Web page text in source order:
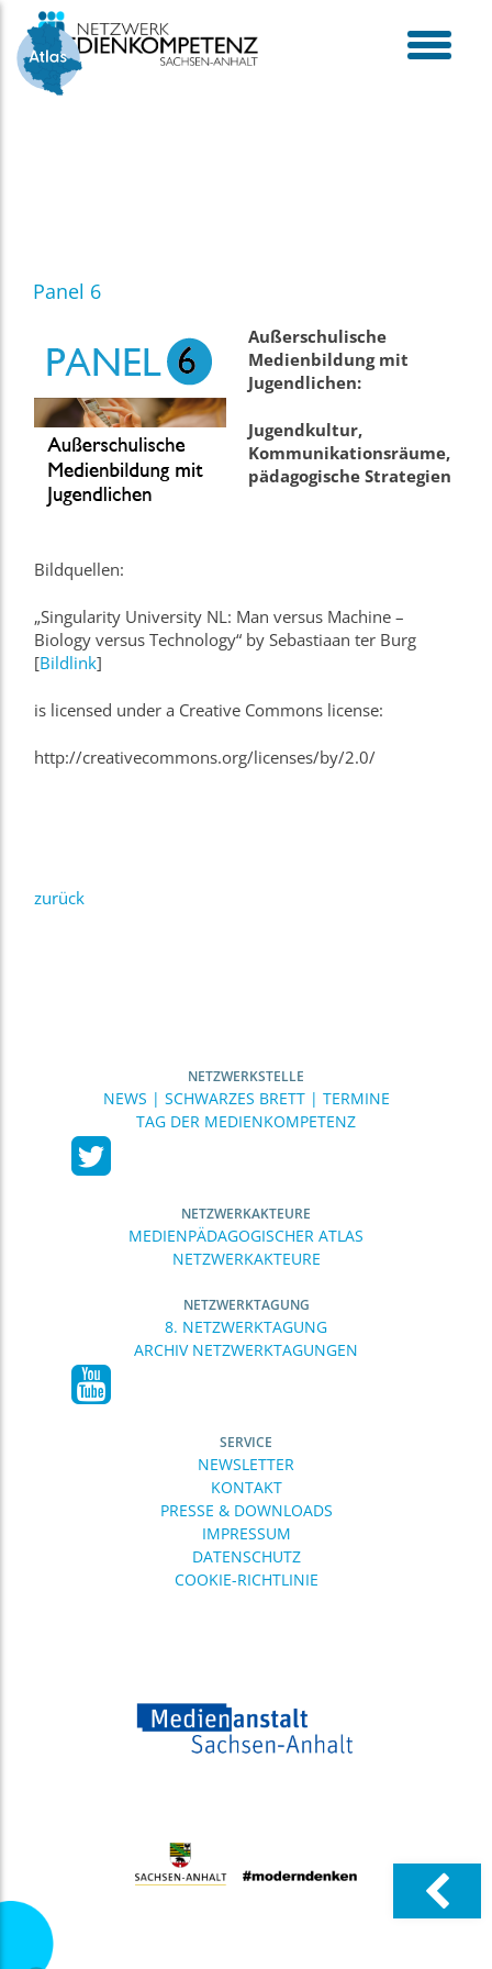
toggle
menu
Skip
content
Panel 6
Außerschulische
Medienbildung mit
Jugendlichen:
Jugendkultur,
Kommunikationsräume,
pädagogische Strategien
Bildquellen:
„Singularity University NL: Man versus Machine –
Biology versus Technology“ by Sebastiaan ter Burg
[Bildlink]
is licensed under a Creative Commons license:
http://creativecommons.org/licenses/by/2.0/
zurück
NETZWERKSTELLE
NEWS | SCHWARZES BRETT | TERMINE
TAG DER MEDIENKOMPETENZ
NETZWERKAKTEURE
MEDIENPÄDAGOGISCHER ATLAS
NETZWERKAKTEURE
NETZWERKTAGUNG
8. NETZWERKTAGUNG
ARCHIV NETZWERKTAGUNGEN
SERVICE
NEWSLETTER
KONTAKT
PRESSE & DOWNLOADS
IMPRESSUM
DATENSCHUTZ
COOKIE-RICHTLINIE